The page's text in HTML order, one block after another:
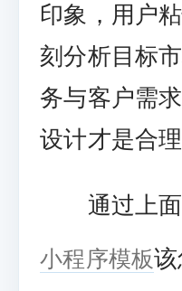
印象，用户
刻分析目标
务与客户需
设计才是合理
通过上面
小程序模板